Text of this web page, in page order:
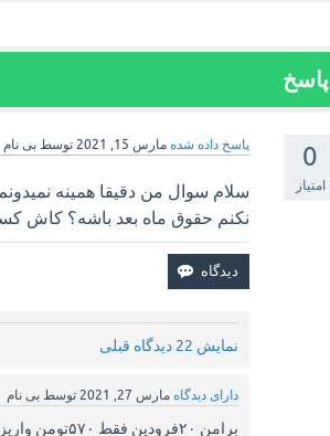
پاسخ
0
امتیاز
پاسخ داده شده مارس 15, 2021 توسطبی نام
سلام سوال من دقیقا همینه
نکنم حقوق ماه بعد باشه؟ کاش
نمایش 22 دیدگاه قبلی
دارای دیدگاه مارس 27, 2021 توسطبی نام
برامن ۲۰فرودین فقط ۵۷۰تومن واریز کردن پس چرا کم دادن اخه